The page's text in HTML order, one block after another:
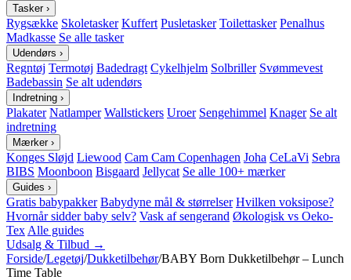
Tasker ›
Rygsække Skoletasker Kuffert Pusletasker Toilettasker Penalhus
Madkasse Se alle tasker
Udendørs ›
Regntøj Termotøj Badedragt Cykelhjelm Solbriller Svømmevest
Badebassin Se alt udendørs
Indretning ›
Plakater Natlamper Wallstickers Uroer Sengehimmel Knager Se alt
indretning
Mærker ›
Konges Sløjd Liewood Cam Cam Copenhagen Joha CeLaVi Sebra
BIBS Moonboon Bisgaard Jellycat Se alle 100+ mærker
Guides ›
Gratis babypakker Babydyne mål & størrelser Hvilken voksipose?
Hvornår sidder baby selv? Vask af sengerand Økologisk vs Oeko-
Tex Alle guides
Udsalg & Tilbud →
Forside/Legetøj/Dukketilbehør/BABY Born Dukketilbehør – Lunch
Time Table